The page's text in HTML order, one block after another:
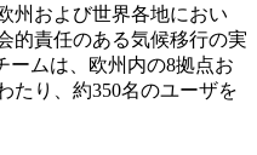
州および世界各地におい
的責任のある気候移行の実
ームは、欧州内の8拠点お
たり、約350名のユーザを